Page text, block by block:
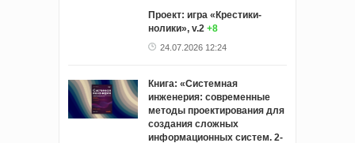
Проект: игра «Крестики-
нолики», v.2 +8
24.07.2026 12:24
Книга: «Системная
инженерия: современные
методы проектирования для
создания сложных
информационных систем. 2-